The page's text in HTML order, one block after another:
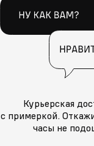
Курьерская
с примеркой.
часы не